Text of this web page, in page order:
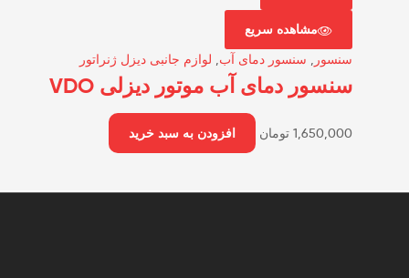
مشاهده سریع
سنسور سنسور دمای آب لوازم جانبی دیزل ژنراتور
سنسور دمای آب موتور دیزلی VDO
1,650,000 تومان افزودن به سبد خرید